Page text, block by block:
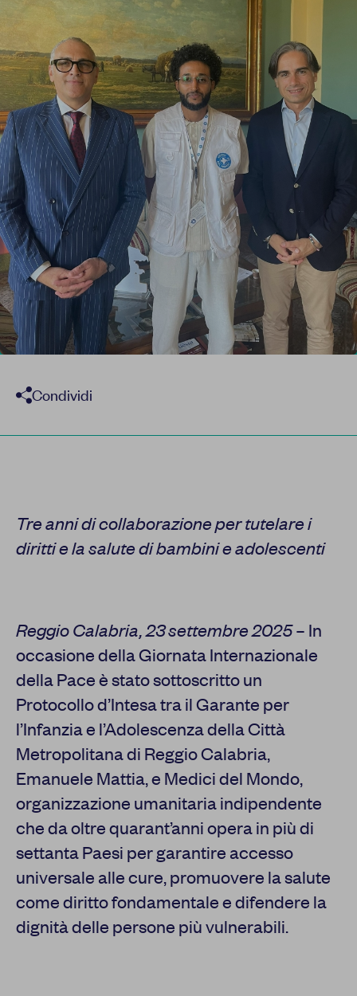
Report
Newsletter
FacebookInstagramTwitterYouTube LinkedIn
Condividi
Tre anni di collaborazione per tutelare i
diritti e la salute di bambini e adolescenti
Reggio Calabria, 23 settembre 2025– In
occasione della Giornata Internazionale
della Pace è stato sottoscritto un
Protocollo d’Intesa tra il Garante per
l’Infanzia e l’Adolescenza della Città
Metropolitana di Reggio Calabria,
Emanuele Mattia, e Medici del Mondo,
organizzazione umanitaria indipendente
che da oltre quarant’anni opera in più di
settanta Paesi per garantire accesso
universale alle cure, promuovere la salute
come diritto fondamentale e difendere la
dignità delle persone più vulnerabili.